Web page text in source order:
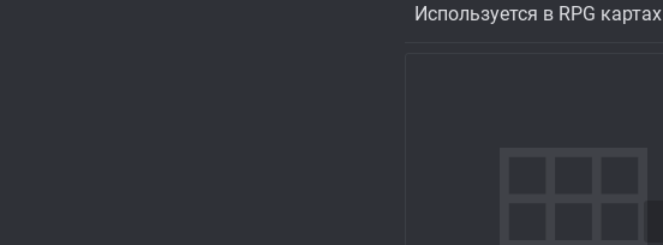
Используется в RPG картах